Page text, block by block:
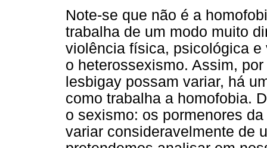
Note-se que não é a
trabalha de um modo muito
violência física, psicológica
o heterossexismo. Assim,
lesbigay possam variar, há
como trabalha a homofobia.
o sexismo: os pormenores
variar consideravelmente de